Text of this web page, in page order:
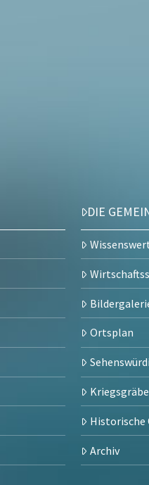
DIE
Ortsplan
Historische
Archiv